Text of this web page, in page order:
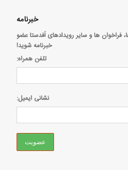
خبرنامه
فراخوان ها و سایر رویدادهای اَفدستا عضو
خبرنامه شوید!
تلفن همراه:
نشانی ایمیل: